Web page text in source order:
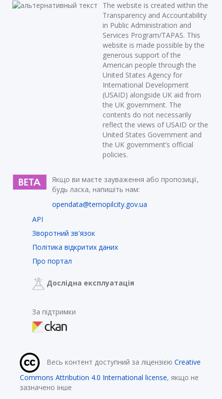
The website is created within the
Transparency and Accountability
in Public Administration and
Services Program/TAPAS. This
website is made possible by the
generous support of the
American people through the
United States Agency for
International Development
(USAID) alongside UK aid from
the UK government. The
contents do not necessarily
reflect the views of USAID or the
United States Government and
the UK government’s official
policies.
Якщо ви маєте зауваження або пропозиції,
будь ласка, напишіть нам:
opendata@ternopilcity.gov.ua
API
Зворотний зв'язок
Політика відкритих даних
Про портал
Дослідна експлуатація
За підтримки
Весь контент доступний за ліцензією Creative
Commons Attribution 4.0 International license, якщо не
зазначено інше